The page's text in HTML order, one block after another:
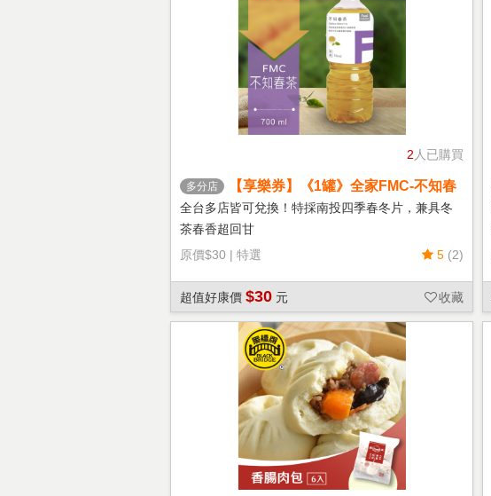
2 人已購買
多分店
【享樂券】《1罐》全家FMC-不知春
茶
全台多店皆可兌換！特採南投四季春冬片，兼具冬
茶春香超回甘
原價$30 | 特選 5 (2)
超值好康價 $30 元 收藏